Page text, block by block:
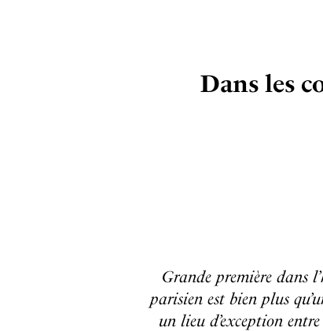
Dans les
Grande première dans
parisien est bien plus
un lieu d’exception